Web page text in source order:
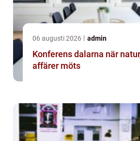
06 augusti 2026 admin
Konferens dalarna när natur, kultur och
affärer möts